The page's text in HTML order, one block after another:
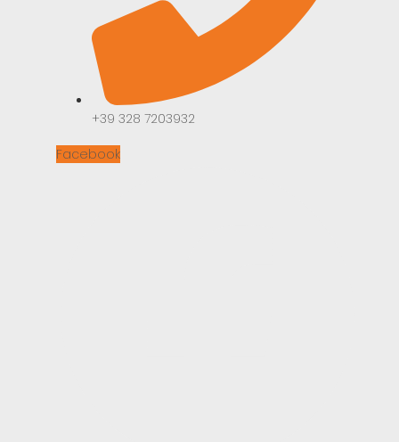
+39 328 7203932‬
Facebook